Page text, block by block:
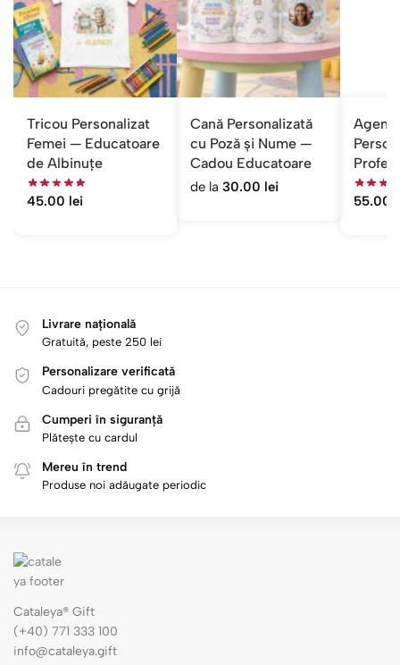
Tricou Personalizat
Femei — Educatoare
de Albinuțe
45.00 lei
Cană Personalizată
cu Poză și Nume —
Cadou Educatoare
de la 30.00 lei
Nume
55.00
Livrare națională
Gratuită, peste 250 lei
Personalizare verificată
Cadouri pregătite cu grijă
Cumperi în siguranță
Plătește cu cardul
Mereu în trend
Produse noi adăugate periodic
Cataleya® Gift
(+40) 771 333 100
info@cataleya.gift